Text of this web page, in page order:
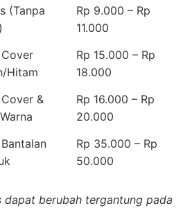
(Tanpa
Rp 9.000 – Rp
11.000
Hitam
Rp 15.000 – Rp
18.000
&
Rp 16.000 – Rp
20.000
Rp 35.000 – Rp
50.000
dapat berubah tergantung pada